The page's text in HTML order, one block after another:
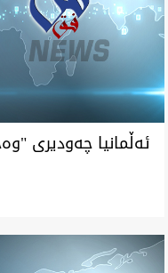
ئه‌ڵمانيا چه‌وديرى